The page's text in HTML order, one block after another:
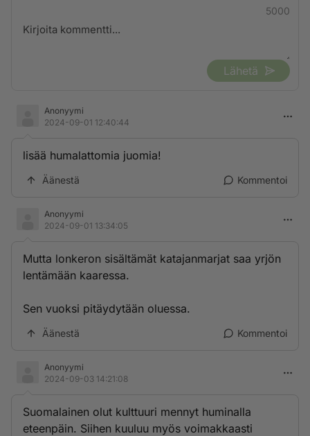
5000
Lähetä
Anonyymi
2024-09-01 12:40:44
lisää humalattomia juomia!
Äänestä Kommentoi
Anonyymi
2024-09-01 13:34:05
Mutta lonkeron sisältämät katajanmarjat saa yrjön
lentämään kaaressa.
Sen vuoksi pitäydytään oluessa.
Äänestä Kommentoi
Anonyymi
2024-09-03 14:21:08
Suomalainen olut kulttuuri mennyt huminalla
eteenpäin. Siihen kuuluu myös voimakkaasti